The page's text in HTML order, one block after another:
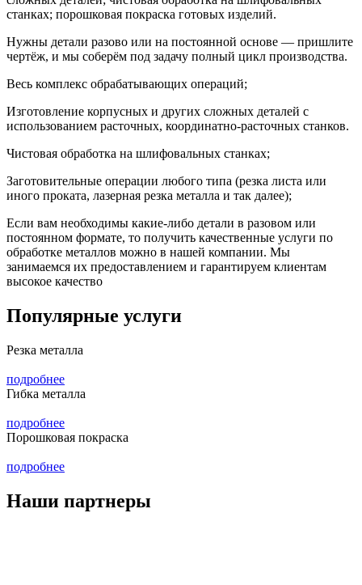
станках; порошковая покраска готовых изделий.
Нужны детали разово или на постоянной основе — пришлите
чертёж, и мы соберём под задачу полный цикл производства.
Весь комплекс обрабатывающих операций;
Изготовление корпусных и других сложных деталей с
использованием расточных, координатно-расточных станков.
Чистовая обработка на шлифовальных станках;
Заготовительные операции любого типа (резка листа или
иного проката, лазерная резка металла и так далее);
Если вам необходимы какие-либо детали в разовом или
постоянном формате, то получить качественные услуги по
обработке металлов можно в нашей компании. Мы
занимаемся их предоставлением и гарантируем клиентам
высокое качество
Популярные услуги
Резка металла
подробнее
Гибка металла
подробнее
Порошковая покраска
подробнее
Наши партнеры